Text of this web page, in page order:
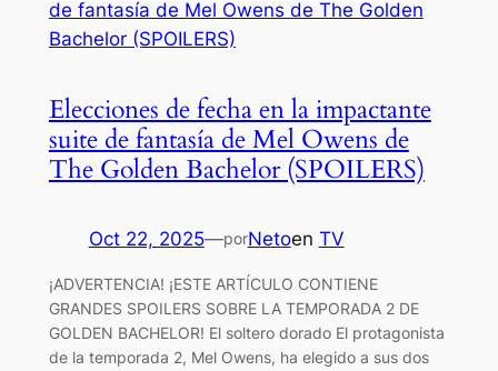
Elecciones de fecha en la impactante
suite de fantasía de Mel Owens de
The Golden Bachelor (SPOILERS)
Oct 22, 2025—porNetoen TV
¡ADVERTENCIA! ¡ESTE ARTÍCULO CONTIENE
GRANDES SPOILERS SOBRE LA TEMPORADA 2 DE
GOLDEN BACHELOR! El soltero dorado El protagonista
de la temporada 2, Mel Owens, ha elegido a sus dos